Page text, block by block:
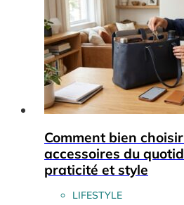
Comment bien
accessoires du
praticité et style
LIFESTYLE